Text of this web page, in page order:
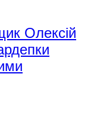
Олексій